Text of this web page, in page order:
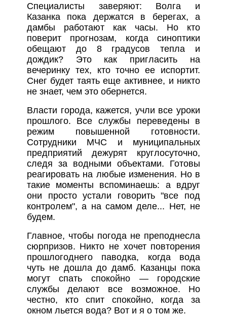
Специалисты заверяют: Волга и
Казанка пока держатся в берегах, а
дамбы работают как часы. Но кто
поверит прогнозам, когда синоптики
обещают до 8 градусов тепла и
дождик? Это как пригласить на
вечеринку тех, кто точно ее испортит.
Снег будет таять еще активнее, и никто
не знает, чем это обернется.
Власти города, кажется, учли все уроки
прошлого. Все службы переведены в
режим повышенной готовности.
Сотрудники МЧС и муниципальных
предприятий дежурят круглосуточно,
следя за водными объектами. Готовы
реагировать на любые изменения. Но в
такие моменты вспоминаешь: а вдруг
они просто устали говорить "все под
контролем", а на самом деле... Нет, не
будем.
Главное, чтобы погода не преподнесла
сюрпризов. Никто не хочет повторения
прошлогоднего паводка, когда вода
чуть не дошла до дамб. Казанцы пока
могут спать спокойно — городские
службы делают все возможное. Но
честно, кто спит спокойно, когда за
окном льется вода? Вот и я о том же.